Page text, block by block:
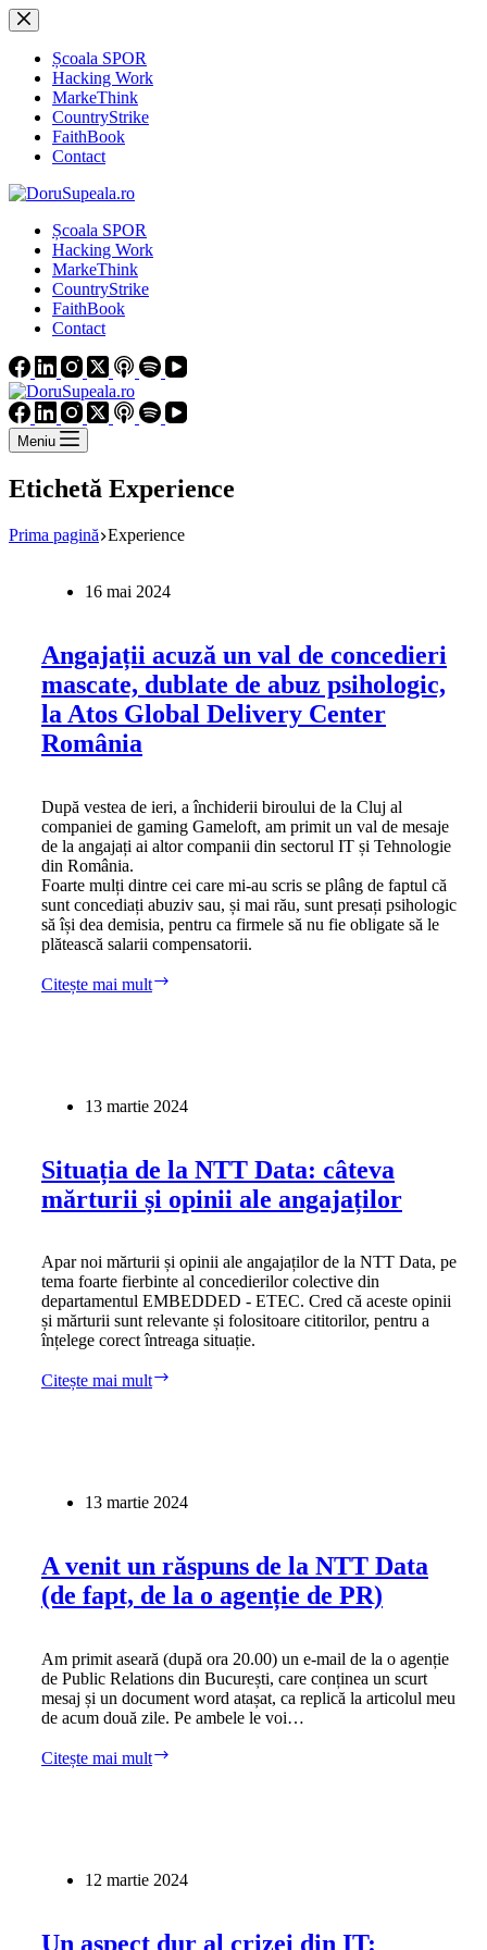
Sari
la
conținutȘcoala SPOR
Hacking Work
MarkeThink
CountryStrike
FaithBook
Contact
Școala SPOR
Hacking Work
MarkeThink
CountryStrike
FaithBook
Contact
Meniu
Etichetă Experience
Prima pagină Experience
16 mai 2024
Angajații acuză un val de concedieri
mascate, dublate de abuz psihologic,
la Atos Global Delivery Center
România
După vestea de ieri, a închiderii biroului de la Cluj al
companiei de gaming Gameloft, am primit un val de mesaje
de la angajați ai altor companii din sectorul IT și Tehnologie
din România.
Foarte mulți dintre cei care mi-au scris se plâng de faptul că
sunt concediați abuziv sau, și mai rău, sunt presați psihologic
să își dea demisia, pentru ca firmele să nu fie obligate să le
plătească salarii compensatorii.
Citește mai mult
mascate,
dublate
abuz
psihologic,
la
Atos
Delivery
Center
România
13 martie 2024
Situația de la NTT Data: câteva
mărturii și opinii ale angajaților
Apar noi mărturii și opinii ale angajaților de la NTT Data, pe
tema foarte fierbinte al concedierilor colective din
departamentul EMBEDDED - ETEC. Cred că aceste opinii
și mărturii sunt relevante și folositoare cititorilor, pentru a
înțelege corect întreaga situație.
Citește mai mult
mărturii
și
ale
angajaților
13 martie 2024
A venit un răspuns de la NTT Data
(de fapt, de la o agenție de PR)
Am primit aseară (după ora 20.00) un e-mail de la o agenție
de Public Relations din București, care conținea un scurt
mesaj și un document word atașat, ca replică la articolul meu
de acum două zile. Pe ambele le voi…
Citește mai mult
NTT
Data
12 martie 2024
Un aspect dur al crizei din IT: